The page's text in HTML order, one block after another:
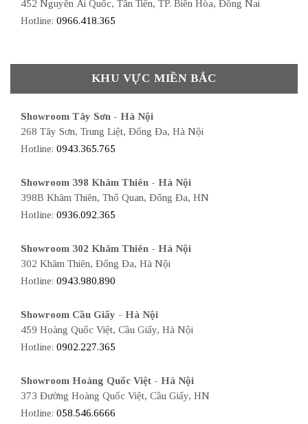
452 Nguyễn Ái Quốc, Tân Tiến, TP. Biên Hòa, Đồng Nai
Hotline: 0966.418.365
KHU VỰC MIỀN BẮC
Showroom Tây Sơn - Hà Nội
268 Tây Sơn, Trung Liệt, Đống Đa, Hà Nội
Hotline: 0943.365.765
Showroom 398 Khâm Thiên - Hà Nội
398B Khâm Thiên, Thổ Quan, Đống Đa, HN
Hotline: 0936.092.365
Showroom 302 Khâm Thiên - Hà Nội
302 Khâm Thiên, Đống Đa, Hà Nội
Hotline: 0943.980.890
Showroom Cầu Giấy - Hà Nội
459 Hoàng Quốc Việt, Cầu Giấy, Hà Nội
Hotline: 0902.227.365
Showroom Hoàng Quốc Việt - Hà Nội
373 Đường Hoàng Quốc Việt, Cầu Giấy, HN
Hotline: 058.546.6666